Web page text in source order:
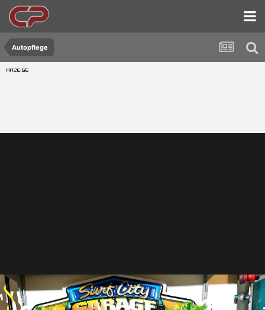
Autopflege